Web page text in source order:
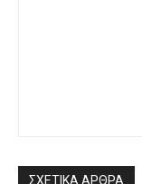
ΣΧΕΤΙΚΑ ΑΡΘΡΑ